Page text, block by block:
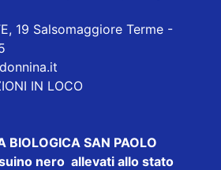
19 Salsomaggiore Terme -
IN LOCO
BIOLOGICA SAN PAOLO
nero allevati allo stato